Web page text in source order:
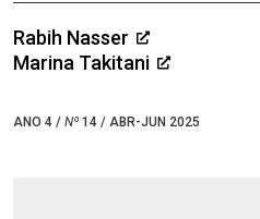
Rabih Nasser
Marina Takitani
ANO 4 / Nº 14 / ABR-JUN 2025